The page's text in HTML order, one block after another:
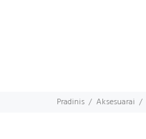
Pradinis Aksesuarai